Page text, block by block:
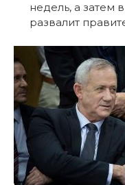
недель, а затем
развалит